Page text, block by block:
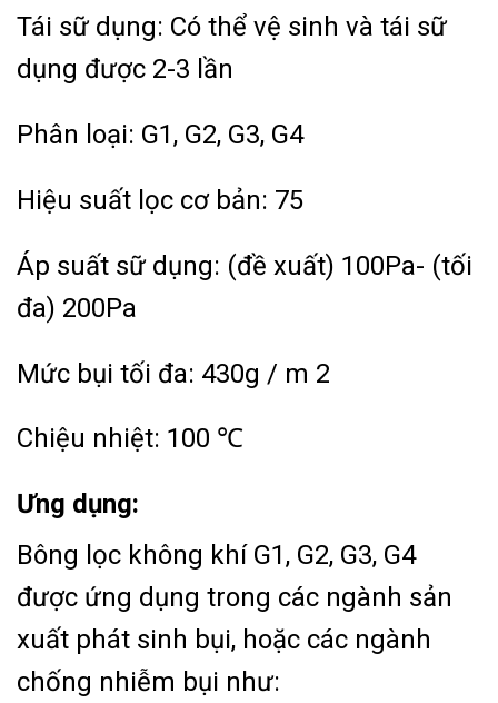
Tái sữ dụng: Có thể vệ sinh và tái sữ
dụng được 2-3 lần
Phân loại: G1, G2, G3, G4
Hiệu suất lọc cơ bản: 75
Áp suất sữ dụng: (đề xuất) 100Pa- (tối
đa) 200Pa
Mức bụi tối đa: 430g / m 2
Chiệu nhiệt: 100 ℃
Ưng dụng:
Bông lọc không khí G1, G2, G3, G4
được ứng dụng trong các ngành sản
xuất phát sinh bụi, hoặc các ngành
chống nhiễm bụi như: